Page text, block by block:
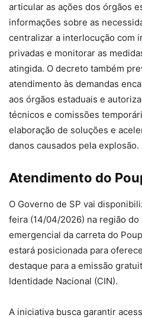
articular as ações dos órgãos
informações sobre as
centralizar a interlocução com
privadas e monitorar as
atingida. O decreto também
atendimento às demandas
aos órgãos estaduais e
técnicos e comissões
elaboração de soluções e
danos causados pela explosão.
Atendimento do
O Governo de SP vai
feira (14/04/2026) na região
emergencial da carreta do
estará posicionada para
destaque para a emissão
Identidade Nacional (CIN).
A iniciativa busca garantir